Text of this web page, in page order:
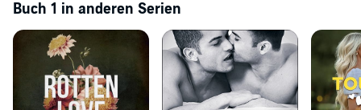
Buch 1 in anderen Serien